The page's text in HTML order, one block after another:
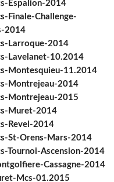
Espalion-2014
Finale-Challenge-
2014
Larroque-2014
Lavelanet-10.2014
Montesquieu-11.2014
Montrejeau-2014
Montrejeau-2015
Muret-2014
Revel-2014
St-Orens-Mars-2014
Tournoi-Ascension-2014
Cassagne-2014
Mcs-01.2015